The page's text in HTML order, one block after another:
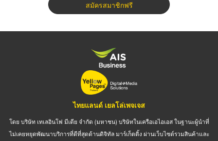
สมัครสมาชิกฟรี
ไทยแลนด์ เยลโล่เพจเจส
โดย บริษัท เทเลอินโฟ มีเดีย จำกัด (มหาชน) บริษัทในเครือเอไอเอส ในฐานะผู้นำที่
ไม่เคยหยุดพัฒนาบริการที่ดีที่สุดด้านดิจิทัล มาร์เก็ตติ้ง ผ่านเว็บไซต์รวมสินค้าและ